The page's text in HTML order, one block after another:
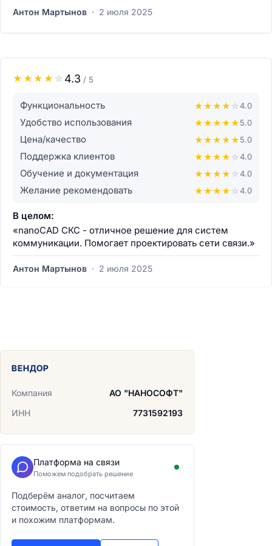
Антон Мартынов · 2 июля 2025
★ ★ ★ ★ ☆ 4.3 / 5
Функциональность ★★★★ ☆4.0
Удобство использования ★★★★★5.0
Цена/качество ★★★★★5.0
Поддержка клиентов ★★★★ ☆4.0
Обучение и документация ★★★★ ☆4.0
Желание рекомендовать ★★★★ ☆4.0
В целом:
«nanoCAD СКС - отличное решение для систем
коммуникации. Помогает проектировать сети связи.»
Антон Мартынов · 2 июля 2025
ВЕНДОР
Компания
АО "НАНОСОФТ"
ИНН
7731592193
Платформа на связи
Поможем подобрать решение
Подберём аналог, посчитаем
стоимость, ответим на вопросы по этой
и похожим платформам.